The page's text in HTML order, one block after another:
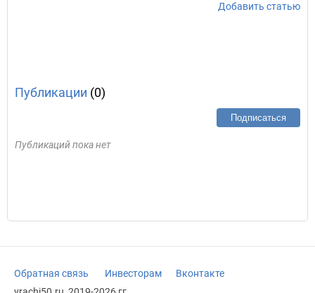
Добавить статью
Публикации (0)
Подписаться
Публикаций пока нет
Обратная связь Инвесторам
Вконтакте